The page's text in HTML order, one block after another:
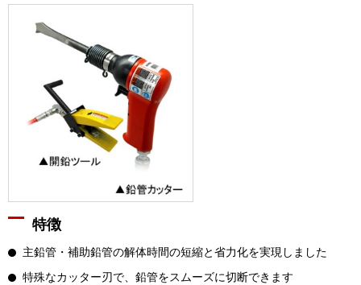
特徴
主鉛管・補助鉛管の解体時間の短縮と省力化を実現しました
特殊なカッター刃で、鉛管をスムーズに切断できます